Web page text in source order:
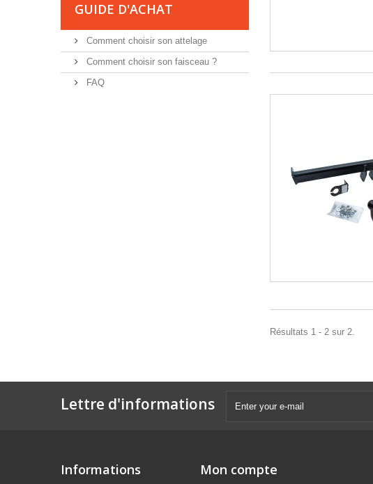
GUIDE D'ACHAT
Comment choisir son attelage
Comment choisir son faisceau ?
FAQ
Résultats 1 - 2 sur 2.
Lettre d'informations
Informations Mon compte